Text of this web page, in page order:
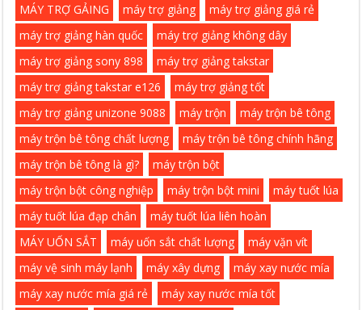
MÁY TRỢ GẢING
máy trợ giảng
máy trợ giảng giá rẻ
máy trợ giảng hàn quốc
máy trợ giảng không dây
máy trợ giảng sony 898
máy trợ giảng takstar
máy trợ giảng takstar e126
máy trợ giảng tốt
máy trợ giảng unizone 9088
máy trộn
máy trộn bê tông
máy trộn bê tông chất lượng
máy trộn bê tông chính hãng
máy trộn bê tông là gì?
máy trộn bột
máy trộn bột công nghiệp
máy trộn bột mini
máy tuốt lúa
máy tuốt lúa đạp chân
máy tuốt lúa liên hoàn
MÁY UỐN SẮT
máy uốn sắt chất lượng
máy vặn vít
máy vệ sinh máy lạnh
máy xây dựng
máy xay nước mía
máy xay nước mía giá rẻ
máy xay nước mía tốt